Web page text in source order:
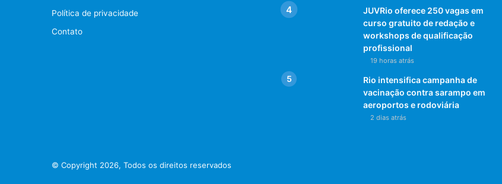
Política de privacidade
Contato
JUVRio oferece 250 vagas em
curso gratuito de redação e
workshops de qualificação
profissional
19 horas atrás
Rio intensifica campanha de
vacinação contra sarampo em
aeroportos e rodoviária
2 dias atrás
© Copyright 2026, Todos os direitos reservados